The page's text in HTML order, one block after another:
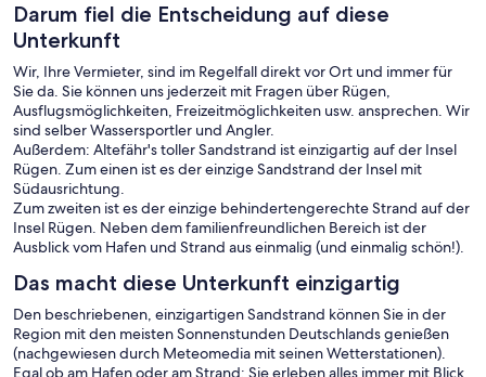
Darum fiel die Entscheidung auf diese
Unterkunft
Wir, Ihre Vermieter, sind im Regelfall direkt vor Ort und immer für
Sie da. Sie können uns jederzeit mit Fragen über Rügen,
Ausflugsmöglichkeiten, Freizeitmöglichkeiten usw. ansprechen. Wir
sind selber Wassersportler und Angler.
Außerdem: Altefähr's toller Sandstrand ist einzigartig auf der Insel
Rügen. Zum einen ist es der einzige Sandstrand der Insel mit
Südausrichtung.
Zum zweiten ist es der einzige behindertengerechte Strand auf der
Insel Rügen. Neben dem familienfreundlichen Bereich ist der
Ausblick vom Hafen und Strand aus einmalig (und einmalig schön!).
Das macht diese Unterkunft einzigartig
Den beschriebenen, einzigartigen Sandstrand können Sie in der
Region mit den meisten Sonnenstunden Deutschlands genießen
(nachgewiesen durch Meteomedia mit seinen Wetterstationen).